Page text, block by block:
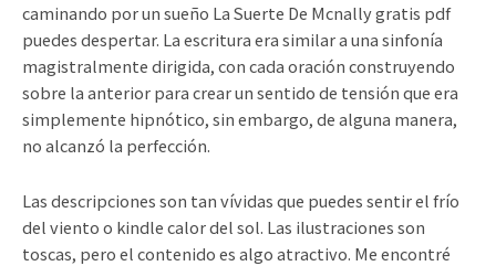
caminando por un sueño La Suerte De Mcnally gratis pdf
puedes despertar. La escritura era similar a una sinfonía
magistralmente dirigida, con cada oración construyendo
sobre la anterior para crear un sentido de tensión que era
simplemente hipnótico, sin embargo, de alguna manera,
no alcanzó la perfección.
Las descripciones son tan vívidas que puedes sentir el frío
del viento o kindle calor del sol. Las ilustraciones son
toscas, pero el contenido es algo atractivo. Me encontré